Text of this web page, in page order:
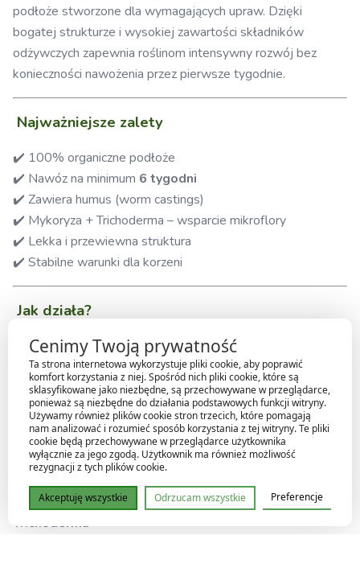
podłoże stworzone dla wymagających upraw. Dzięki
bogatej strukturze i wysokiej zawartości składników
odżywczych zapewnia roślinom intensywny rozwój bez
konieczności nawożenia przez pierwsze tygodnie.
Najważniejsze zalety
✔️ 100% organiczne podłoże
✔️ Nawóz na minimum 6 tygodni
✔️ Zawiera humus (worm castings)
✔️ Mykoryza + Trichoderma – wsparcie mikroflory
✔️ Lekka i przewiewna struktura
✔️ Stabilne warunki dla korzeni
Jak działa?
Bogata mieszanka torfów + humus
dostarcza naturalnych składników odżywczych
wspiera życie biologiczne w glebie
Mykoryza
zwiększa powierzchnię chłonną korzeni
poprawia pobieranie wody i składników
Trichoderma
Cenimy Twoją prywatność
Ta strona internetowa wykorzystuje pliki cookie, aby poprawić
komfort korzystania z niej. Spośród nich pliki cookie, które są
sklasyfikowane jako niezbędne, są przechowywane w przeglądarce,
ponieważ są niezbędne do działania podstawowych funkcji witryny.
Używamy również plików cookie stron trzecich, które pomagają
nam analizować i rozumieć sposób korzystania z tej witryny. Te pliki
cookie będą przechowywane w przeglądarce użytkownika
wyłącznie za jego zgodą. Użytkownik ma również możliwość
rezygnacji z tych plików cookie.
Akceptuję wszystkie Odrzucam wszystkie Preferencje